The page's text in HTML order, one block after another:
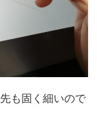
も固く細いので